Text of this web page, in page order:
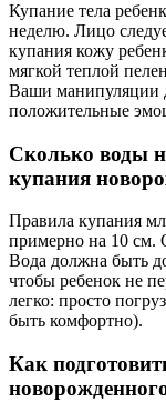
Купание тела
неделю. Лицо
купания кожу
мягкой теплой
Ваши манипуляции
положительные
Сколько воды
купания
Правила купания
примерно на 10 см.
Вода должна быть
чтобы ребенок не
легко: просто
быть комфортно).
Как